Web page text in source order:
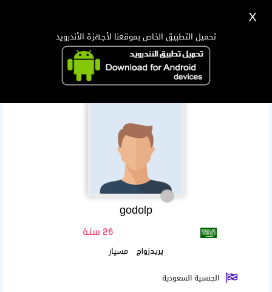
godolp
26 سنة
يريدزواج مسيار
الجنسية السعودية
X
تحميل التطبيق الخاص بموقعنا لأجهزة الأندرويد